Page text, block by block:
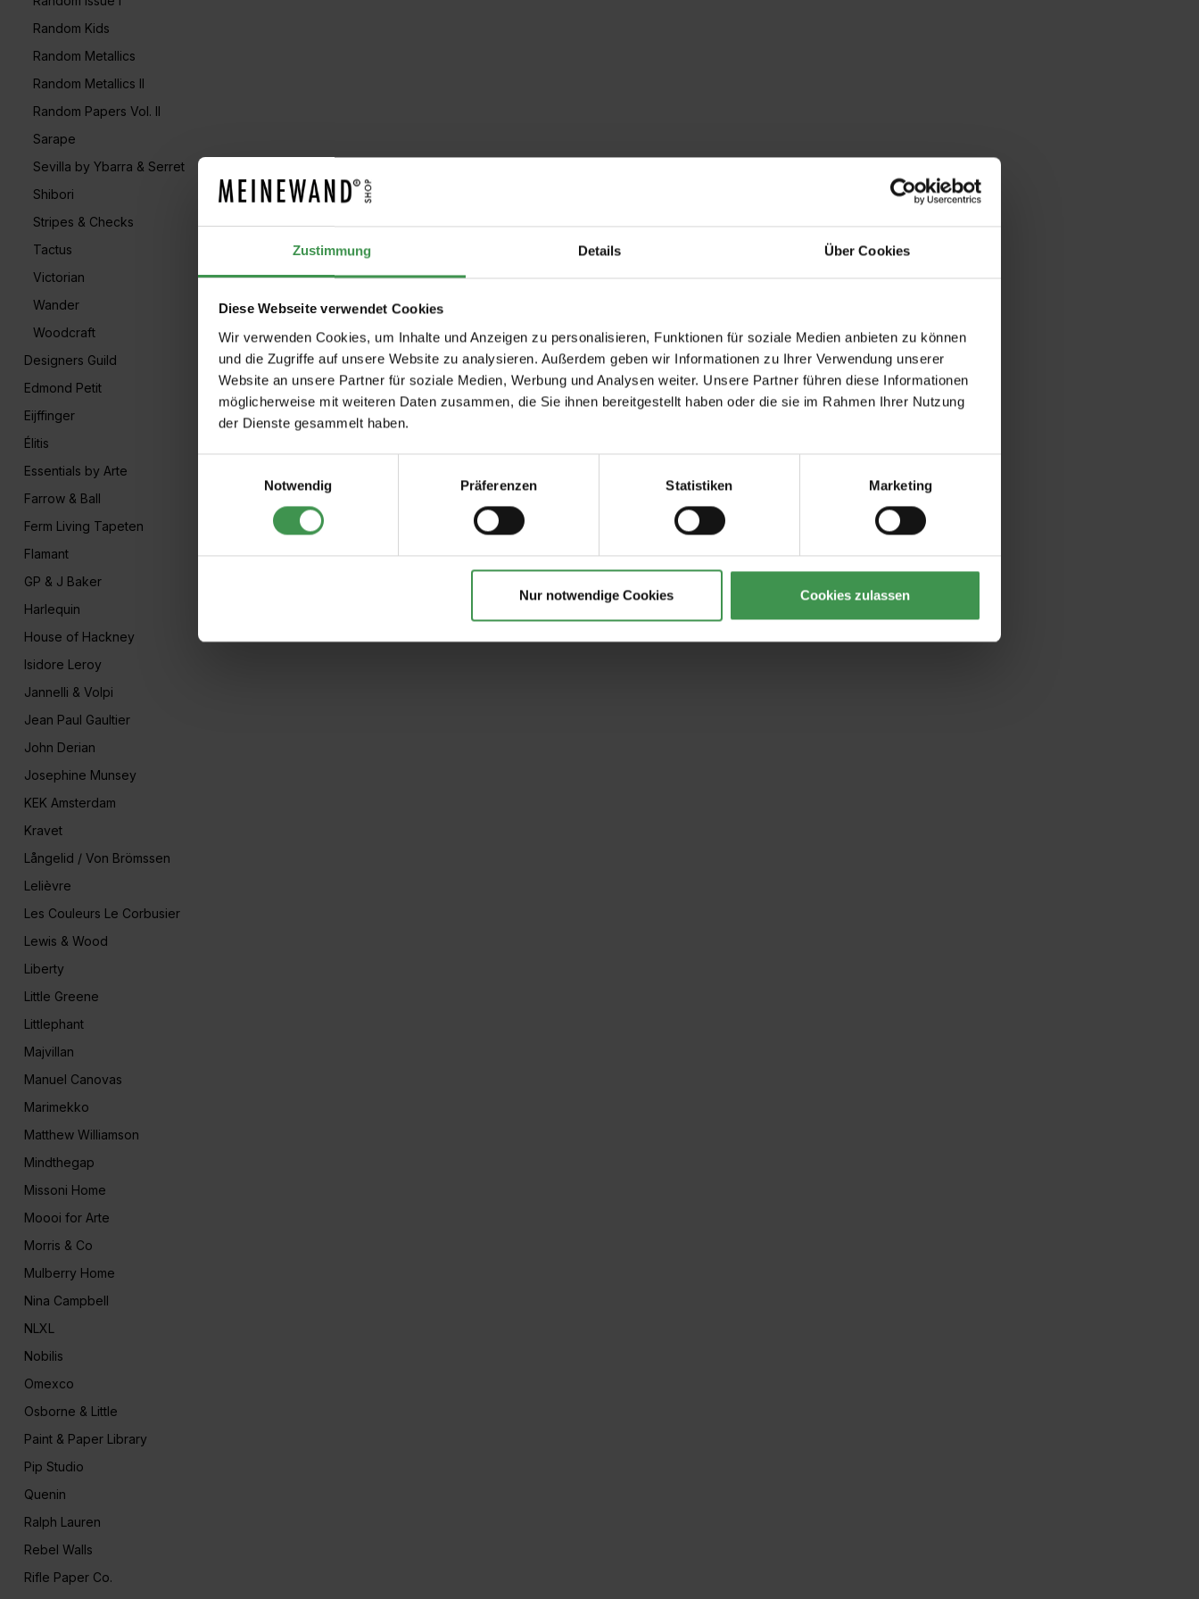
Zustimmung Details Über Cookies
Diese Webseite verwendet Cookies
Wir verwenden Cookies, um Inhalte und Anzeigen zu personalisieren, Funktionen für soziale Medien anbieten zu können
und die Zugriffe auf unsere Website zu analysieren. Außerdem geben wir Informationen zu Ihrer Verwendung unserer
Website an unsere Partner für soziale Medien, Werbung und Analysen weiter. Unsere Partner führen diese Informationen
möglicherweise mit weiteren Daten zusammen, die Sie ihnen bereitgestellt haben oder die sie im Rahmen Ihrer Nutzung
der Dienste gesammelt haben.
Notwendig
Präferenzen Statistiken Marketing
Nur notwendige Cookies Cookies zulassen
Random Kids
Random Metallics
Random Metallics II
Random Papers Vol. II
Sarape
Sevilla by Ybarra & Serret
Shibori
Stripes & Checks
Tactus
Victorian
Wander
Woodcraft
Designers Guild
Edmond Petit
Eijffinger
Élitis
Essentials by Arte
Farrow & Ball
Ferm Living Tapeten
Flamant
GP & J Baker
Harlequin
House of Hackney
Isidore Leroy
Jannelli & Volpi
Jean Paul Gaultier
John Derian
Josephine Munsey
KEK Amsterdam
Kravet
Långelid / Von Brömssen
Lelièvre
Les Couleurs Le Corbusier
Lewis & Wood
Liberty
Little Greene
Littlephant
Majvillan
Manuel Canovas
Marimekko
Matthew Williamson
Mindthegap
Missoni Home
Moooi for Arte
Morris & Co
Mulberry Home
Nina Campbell
NLXL
Nobilis
Omexco
Osborne & Little
Paint & Paper Library
Pip Studio
Quenin
Ralph Lauren
Rebel Walls
Rifle Paper Co.